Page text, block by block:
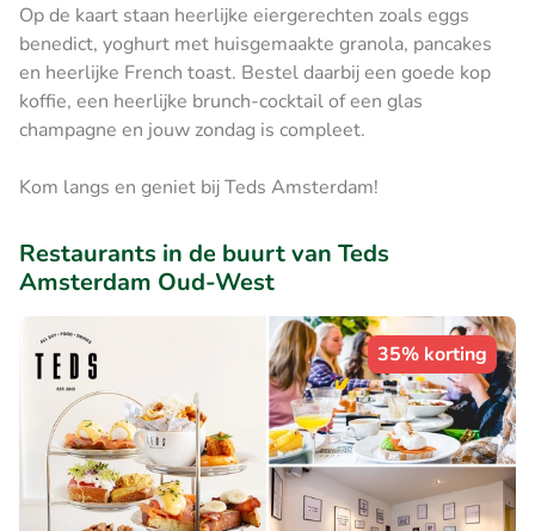
Op de kaart staan heerlijke eiergerechten zoals eggs
benedict, yoghurt met huisgemaakte granola, pancakes
en heerlijke French toast. Bestel daarbij een goede kop
koffie, een heerlijke brunch-cocktail of een glas
champagne en jouw zondag is compleet.
Kom langs en geniet bij Teds Amsterdam!
Restaurants in de buurt van Teds
Amsterdam Oud-West
35% korting